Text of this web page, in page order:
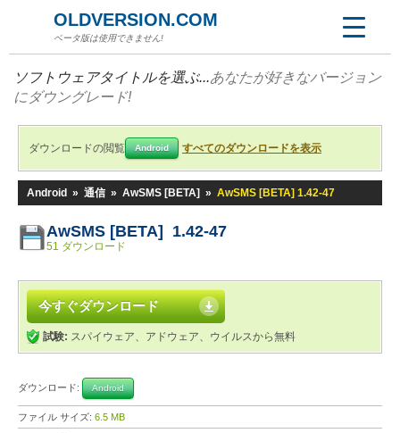
OLDVERSION.COM
ベータ版は使用できません!
ソフトウェアタイトルを選ぶ...あなたが好きなバージョン
にダウングレード!
ダウンロードの閲覧 Android すべてのダウンロードを表示
Android » 通信 » AwSMS [BETA] » AwSMS [BETA] 1.42-47
AwSMS [BETA] 1.42-47
51 ダウンロード
今すぐダウンロード
試験: スパイウェア、アドウェア、ウイルスから無料
ダウンロード: Android
ファイル サイズ: 6.5 MB